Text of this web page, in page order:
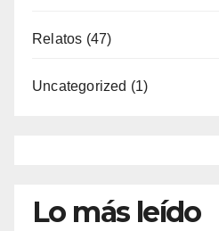
Relatos (47)
Uncategorized (1)
Lo más leído